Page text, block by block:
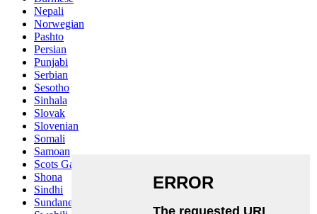
Nepali
Norwegian
Pashto
Persian
Punjabi
Serbian
Sesotho
Sinhala
Slovak
Slovenian
Somali
Samoan
Scots Gaelic
Shona
Sindhi
Sundanese